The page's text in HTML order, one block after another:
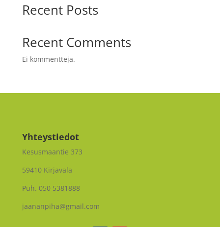
Recent Posts
Recent Comments
Ei kommentteja.
Yhteystiedot
Kesusmaantie 373
59410 Kirjavala
Puh. 050 5381888
jaananpiha@gmail.com